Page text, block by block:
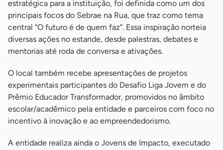
estratégica para a instituição, foi definida como um dos
principais focos do Sebrae na Rua, que traz como tema
central “O futuro é de quem faz”. Essa inspiração norteia
diversas ações no estande, desde palestras, debates e
mentorias até roda de conversa e ativações.
O local também recebe apresentações de projetos
experimentais participantes do Desafio Liga Jovem e do
Prêmio Educador Transformador, promovidos no âmbito
escolar/acadêmico pela entidade e parceiros com foco no
incentivo à inovação e ao empreendedorismo.
A entidade realiza ainda o Jovens de Impacto, executado